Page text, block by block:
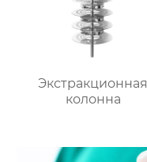
Экстракционная
колонна